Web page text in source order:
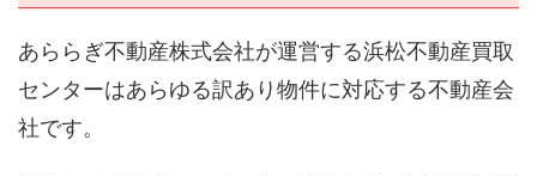
あららぎ不動産株式会社が運営する浜松不動産買取
センターはあらゆる訳あり物件に対応する不動産会
社です。